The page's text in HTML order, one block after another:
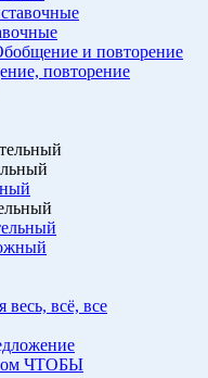
и повторение
повторение
всё, все
ЧТОБЫ